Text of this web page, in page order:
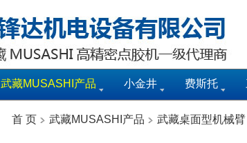
武藏MUSASHI产品 小金井 费斯托
首 页 武藏MUSASHI产品 武藏桌面型机械臂